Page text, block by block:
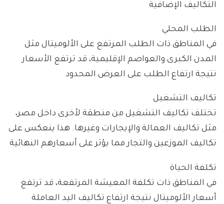
التكاليف الإضافية
الطلب المحلي
في المناطق ذات الطلب المرتفع على الألوميتال مثل
المدن الكبرى والعواصم الإقليمية، قد ترتفع الأسعار
نتيجة ارتفاع الطلب على العرض المحدود
تكاليف التشغيل
تختلف تكاليف التشغيل من منطقة لأخرى داخل مصر،
مثل تكاليف العمالة والإيجارات وغيرها. هذا ينعكس على
تكاليف الموزعين والتجار مما يؤثر على أسعارهم النهائية
تكلفة الحياة
في المناطق ذات تكلفة المعيشة المرتفعة، قد ترتفع
أسعار الألوميتال نتيجة ارتفاع تكاليف اليد العاملة